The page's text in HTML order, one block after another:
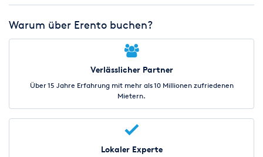
Warum über Erento buchen?
Verlässlicher Partner
Über 15 Jahre Erfahrung mit mehr als 10 Millionen zufriedenen
Mietern.
Lokaler Experte